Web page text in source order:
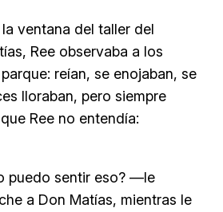
ventana del taller del
Ree observaba a los
reían, se enojaban, se
lloraban, pero siempre
Ree no entendía:
puedo sentir eso? —le
a Don Matías, mientras le